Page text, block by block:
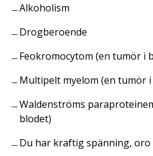
Alkoholism
Drogberoende
Feokromocytom (en tumör i
Multipelt myelom (en tumör
Waldenströms
blodet)
Du har kraftig spänning, oro